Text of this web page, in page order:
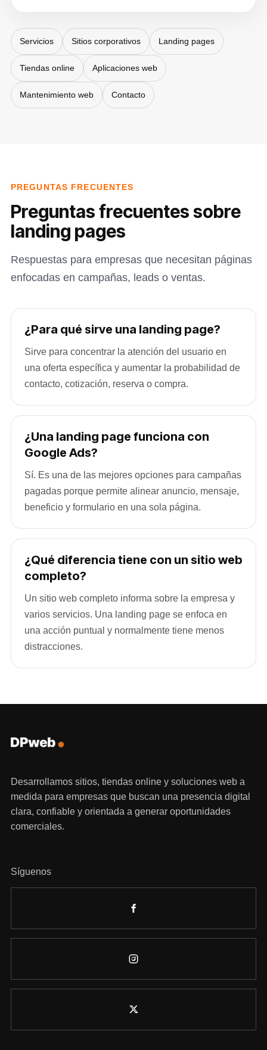
Servicios Sitios corporativos Landing pages
Tiendas online Aplicaciones web
Mantenimiento web Contacto
PREGUNTAS FRECUENTES
Preguntas frecuentes sobre
landing pages
Respuestas para empresas que necesitan páginas
enfocadas en campañas, leads o ventas.
¿Para qué sirve una landing page?
Sirve para concentrar la atención del usuario en
una oferta específica y aumentar la probabilidad de
contacto, cotización, reserva o compra.
¿Una landing page funciona con
Google Ads?
Sí. Es una de las mejores opciones para campañas
pagadas porque permite alinear anuncio, mensaje,
beneficio y formulario en una sola página.
¿Qué diferencia tiene con un sitio web
completo?
Un sitio web completo informa sobre la empresa y
varios servicios. Una landing page se enfoca en
una acción puntual y normalmente tiene menos
distracciones.
Desarrollamos sitios, tiendas online y soluciones web a
medida para empresas que buscan una presencia digital
clara, confiable y orientada a generar oportunidades
comerciales.
Síguenos